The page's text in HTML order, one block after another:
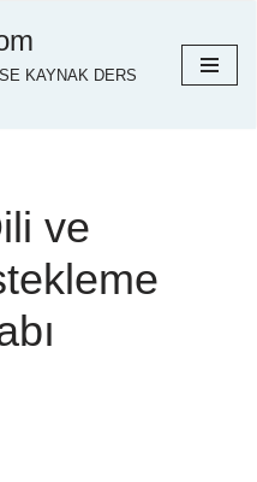
KAYNAK DERS
ve